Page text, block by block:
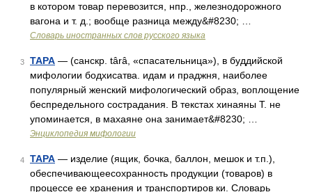
в котором товар перевозится, нпр., железнодорожного
вагона и т. д.; вообще разница между&#8230; …
Словарь иностранных слов русского языка
3 ТАРА — (санскр. târâ, «спасательница»), в буддийской
мифологии бодхисатва. идам и праджня, наиболее
популярный женский мифологический образ, воплощение
беспредельного сострадания. В текстах хинаяны Т. не
упоминается, в махаяне она занимает&#8230; …
Энциклопедия мифологии
4 ТАРА — изделие (ящик, бочка, баллон, мешок и т.п.),
обеспечивающеесохранность продукции (товаров) в
процессе ее хранения и транспортиров ки. Словарь